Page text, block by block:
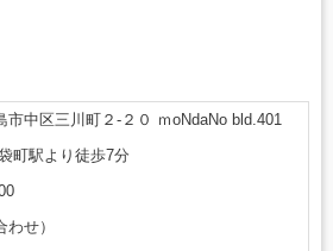
市中区三川町２-２０ ｍoNdaNo bld.401
町駅より徒歩7分
わせ）